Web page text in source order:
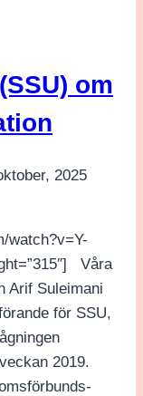
om
2025
watch?v=Y-
Våra
Arif Suleimani
för SSU,
2019.